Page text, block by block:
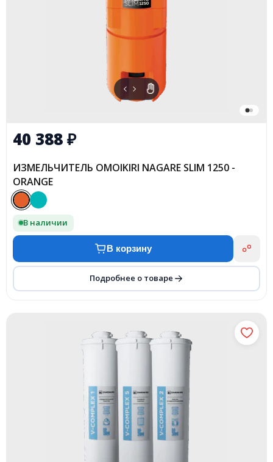
40 388₽
ИЗМЕЛЬЧИТЕЛЬ OMOIKIRI NAGARE SLIM 1250 -
ORANGE
В наличии
В корзину
Подробнее о товаре